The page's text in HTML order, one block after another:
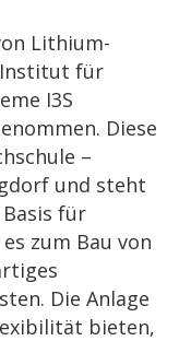
Lithium-
Institut für
I3S
Diese
–
und steht
für
zum Bau von
Die Anlage
bieten,